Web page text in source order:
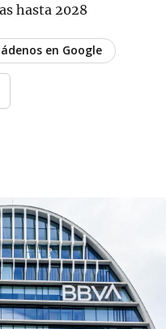
hasta 2028
en Google